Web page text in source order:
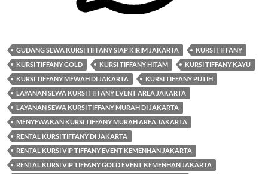
GUDANG SEWA KURSI TIFFANY SIAP KIRIM JAKARTA
KURSI TIFFANY
KURSI TIFFANY GOLD
KURSI TIFFANY HITAM
KURSI TIFFANY KAYU
KURSI TIFFANY MEWAH DI JAKARTA
KURSI TIFFANY PUTIH
LAYANAN SEWA KURSI TIFFANY EVENT AREA JAKARTA
LAYANAN SEWA KURSI TIFFANY MURAH DI JAKARTA
MENYEWAKAN KURSI TIFFANY MURAH AREA JAKARTA
RENTAL KURSI TIFFANY DI JAKARTA
RENTAL KURSI VIP TIFFANY EVENT KEMENHAN JAKARTA
RENTAL KURSI VIP TIFFANY GOLD EVENT KEMENHAN JAKARTA